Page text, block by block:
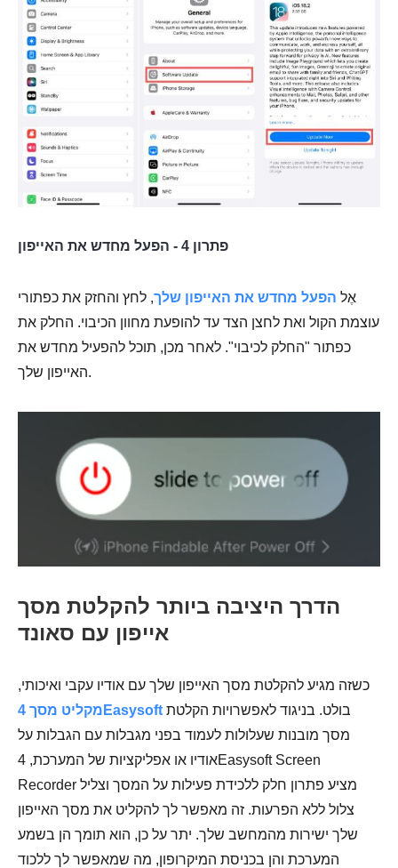
פתרון 4 - הפעל מחדש את האייפון
אֶל הפעל מחדש את האייפון שלך, לחץ והחזק את כפתורי
עוצמת הקול ואת לחצן הצד עד להופעת מחוון הכיבוי. החלק את
כפתור "החלק לכיבוי". לאחר מכן, תוכל להפעיל מחדש את
האייפון שלך.
הדרך היציבה ביותר להקלטת מסך
אייפון עם סאונד
כשזה מגיע להקלטת מסך האייפון שלך עם אודיו עקבי ואיכותי,
מקליט מסך 4Easysoft
מסך מובנות שעלולות לעמוד בפני מגבלות עם הגבלות על
אודיו או אפליקציות של המערכת, 4Easysoft Screen
Recorder מציע פתרון חלק ללכידת פעילות על המסך וצליל
צלול ללא הפרעות. זה מאפשר לך להקליט את מסך האייפון
שלך ישירות מהמחשב שלך. יתר על כן, הוא תומך הן בשמע
המערכת והן בכניסת המיקרופון, מה שמאפשר לך ללכוד